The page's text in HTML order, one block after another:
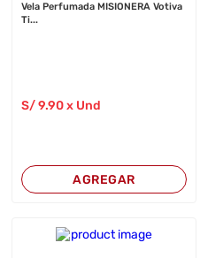
Vela Perfumada MISIONERA Votiva
Ti...
S/9.90 x Und
AGREGAR